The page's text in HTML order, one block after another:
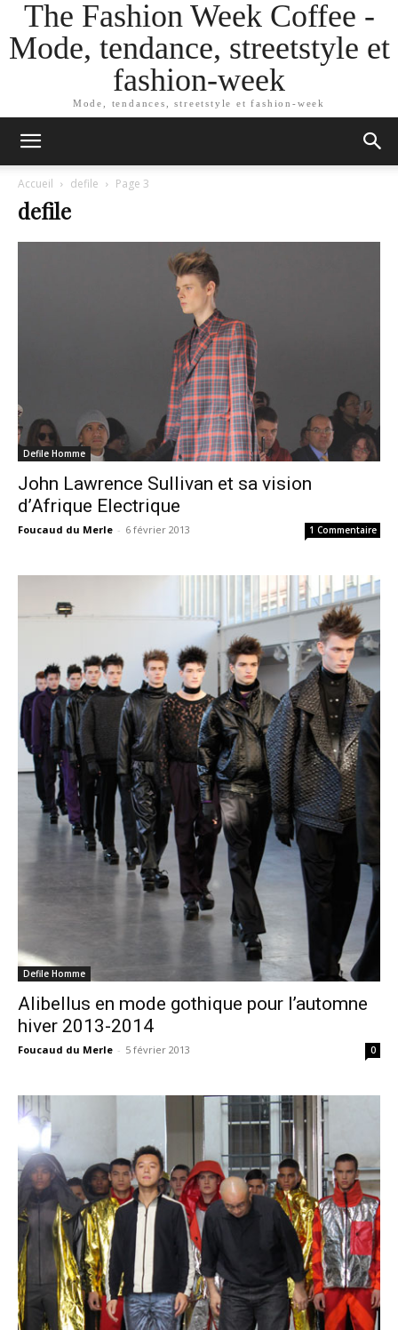
The Fashion Week Coffee -
Mode, tendance, streetstyle et
fashion-week
Mode, tendances, streetstyle et fashion-week
Accueil defile Page 3
defile
Defile Homme
John Lawrence Sullivan et sa vision
d’Afrique Electrique
Foucaud du Merle - 6 février 2013 1 Commentaire
Defile Homme
Alibellus en mode gothique pour l’automne
hiver 2013-2014
Foucaud du Merle - 5 février 2013 0